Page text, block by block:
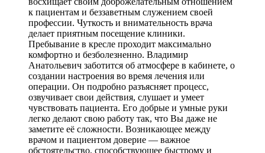
к пациентам и беззаветным служением своей
профессии. Чуткость и внимательность врача
делает приятным посещение клиники.
Пребывание в кресле проходит максимально
комфортно и безболезненно. Владимир
Анатольевич заботится об атмосфере в кабинете, о
создании настроения во время лечения или
операции. Он подробно разъясняет процесс,
озвучивает свои действия, слушает и умеет
чувствовать пациента. Его добрые и умные руки
легко делают свою работу так, что Вы даже не
заметите её сложности. Возникающее между
врачом и пациентом доверие — важное
обстоятельство, способствующее быстрому и